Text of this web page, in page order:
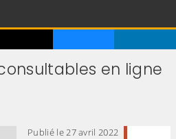
en ligne
Publié le 27 avril 2022